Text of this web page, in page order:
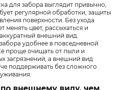
для забора выглядит привычно,
регулярной обработки, защиты
поверхности. Без ухода
менять цвет, рассыхаться и
внешний вид.
удобнее в повседневной
проще очищать от пыли и
загрязнений, а внешний вид
поддерживать без сложного
внешнему виду, чем